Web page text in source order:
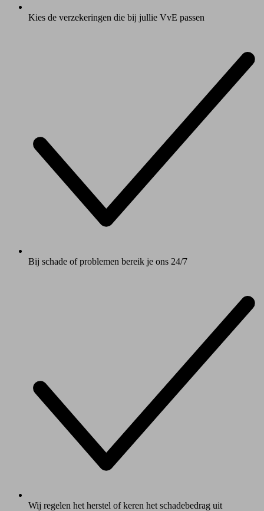
Kies de verzekeringen die bij jullie VvE passen
Bij schade of problemen bereik je ons 24/7
Wij regelen het herstel of keren het schadebedrag uit